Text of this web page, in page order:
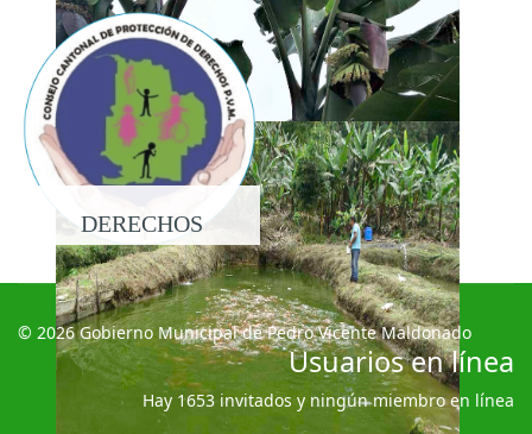
DERECHOS
© 2026 Gobierno Municipal de Pedro Vicente Maldonado
Usuarios en línea
Hay 1653 invitados y ningún miembro en línea